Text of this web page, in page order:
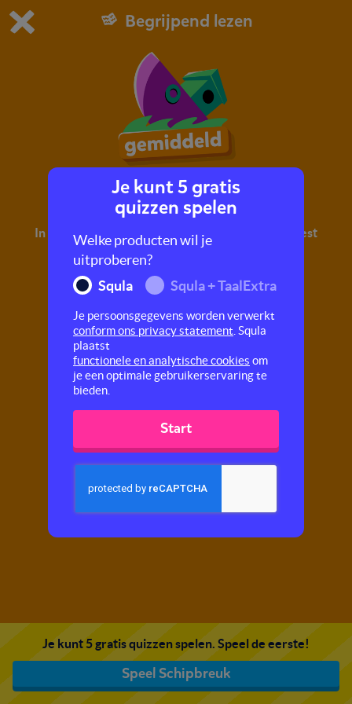
Dit is de gratis demo van Squla.
Bestel nu
0 1
Begrijpend lezen
Schipbreuk
In deze quiz oefen je met begrijpend lezen. Je leest
een tekst en maakt hier vragen over.
Je kunt 5 gratis quizzen spelen. Speel de eerste!
Speel Schipbreuk
Je kunt 5 gratis
quizzen spelen
Welke producten wil je
uitproberen?
Squla
Squla + TaalExtra
Je persoonsgegevens worden verwerkt
conform ons privacy statement . Squla
plaatst
functionele en analytische cookies om
je een optimale gebruikerservaring te
bieden.
Start